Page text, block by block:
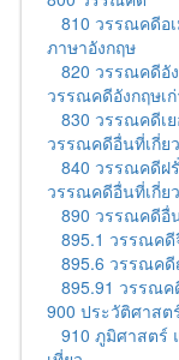
810 วรรณคดีอ
ภาษาอังกฤษ
820 วรรณคดีอั
วรรณคดีอังกฤษเ
830 วรรณคดีเ
วรรณคดีอื่นที่เกี่ย
840 วรรณคดีฝ
วรรณคดีอื่นที่เกี่ย
890 วรรณคดีอื่
895.1 วรรณค
895.6 วรรณค
895.91 วรรณค
900 ประวัติศาสต
910 ภูมิศาสตร์